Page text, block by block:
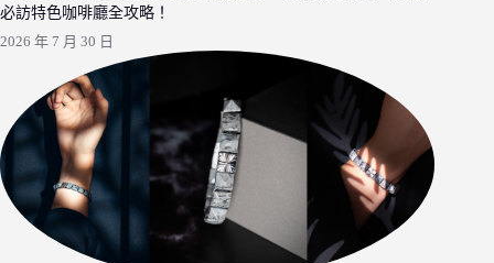
必訪特色咖啡廳全攻略！
2026 年 7 月 30 日